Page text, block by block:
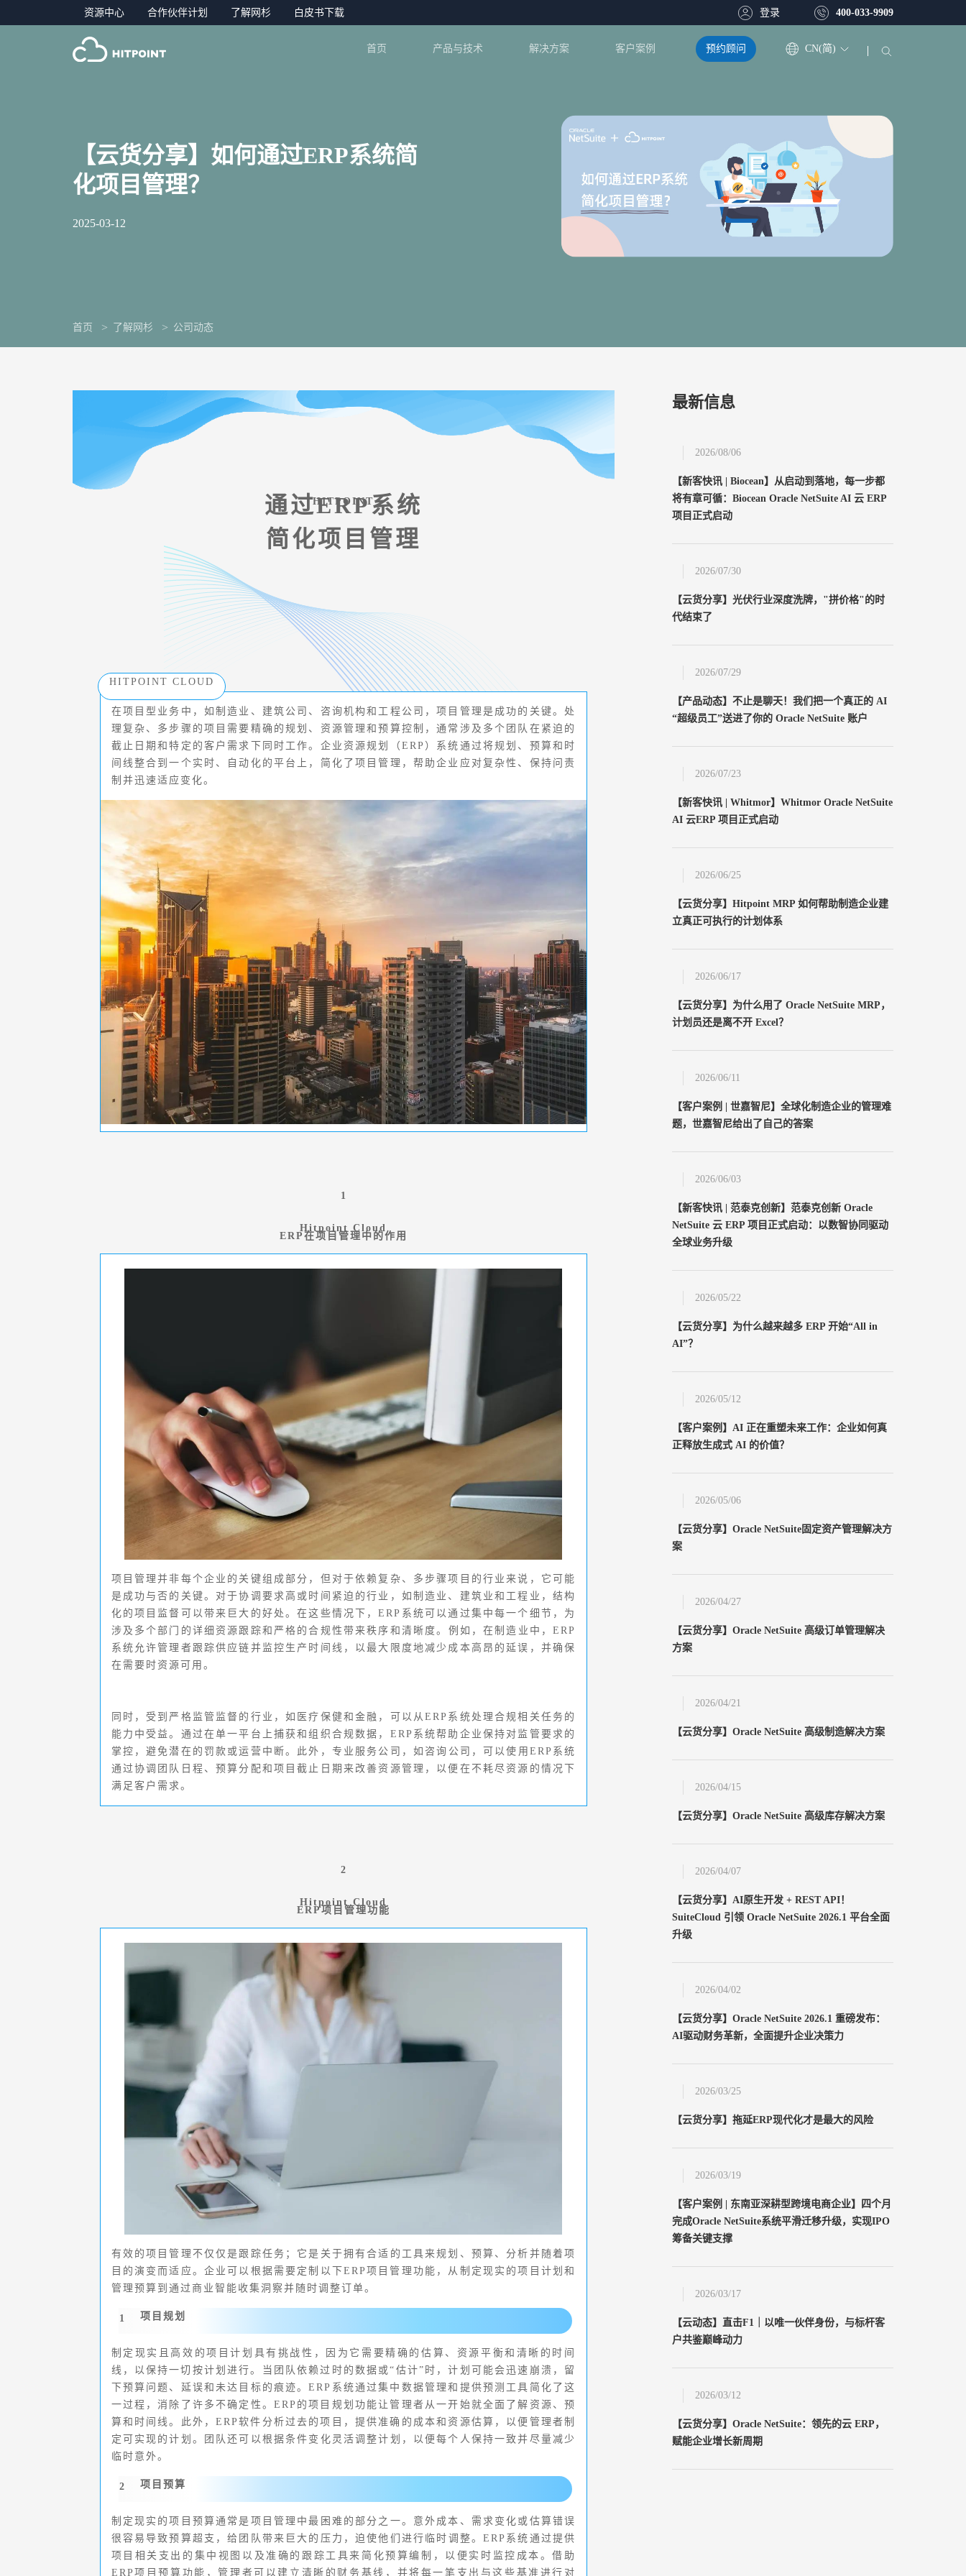
资源中心 合作伙伴计划 了解网杉 白皮书下载 登录 400-033-9909
首页 产品与技术 解决方案 客户案例 预约顾问 CN(简)
【云货分享】如何通过ERP系统简
化项目管理？
2025-03-12
首页 了解网杉 公司动态
HITPOINT
通过ERP系统
简化项目管理
HITPOINT CLOUD
在项目型业务中，如制造业、建筑公司、咨询机构和工程公司，项目管理是成功的关键。处
理复杂、多步骤的项目需要精确的规划、资源管理和预算控制，通常涉及多个团队在紧迫的
截止日期和特定的客户需求下同时工作。企业资源规划（ERP）系统通过将规划、预算和时
间线整合到一个实时、自动化的平台上，简化了项目管理，帮助企业应对复杂性、保持问责
制并迅速适应变化。
1
Hitpoint Cloud
ERP在项目管理中的作用
项目管理并非每个企业的关键组成部分，但对于依赖复杂、多步骤项目的行业来说，它可能
是成功与否的关键。对于协调要求高或时间紧迫的行业，如制造业、建筑业和工程业，结构
化的项目监督可以带来巨大的好处。在这些情况下，ERP系统可以通过集中每一个细节，为
涉及多个部门的详细资源跟踪和严格的合规性带来秩序和清晰度。例如，在制造业中，ERP
系统允许管理者跟踪供应链并监控生产时间线，以最大限度地减少成本高昂的延误，并确保
在需要时资源可用。
同时，受到严格监管监督的行业，如医疗保健和金融，可以从ERP系统处理合规相关任务的
能力中受益。通过在单一平台上捕获和组织合规数据，ERP系统帮助企业保持对监管要求的
掌控，避免潜在的罚款或运营中断。此外，专业服务公司，如咨询公司，可以使用ERP系统
通过协调团队日程、预算分配和项目截止日期来改善资源管理，以便在不耗尽资源的情况下
满足客户需求。
2
Hitpoint Cloud
ERP项目管理功能
有效的项目管理不仅仅是跟踪任务；它是关于拥有合适的工具来规划、预算、分析并随着项
目的演变而适应。企业可以根据需要定制以下ERP项目管理功能，从制定现实的项目计划和
管理预算到通过商业智能收集洞察并随时调整订单。
1 项目规划
制定现实且高效的项目计划具有挑战性，因为它需要精确的估算、资源平衡和清晰的时间
线，以保持一切按计划进行。当团队依赖过时的数据或“估计”时，计划可能会迅速崩溃，留
下预算问题、延误和未达目标的痕迹。ERP系统通过集中数据管理和提供预测工具简化了这
一过程，消除了许多不确定性。ERP的项目规划功能让管理者从一开始就全面了解资源、预
算和时间线。此外，ERP软件分析过去的项目，提供准确的成本和资源估算，以便管理者制
定可实现的计划。团队还可以根据条件变化灵活调整计划，以便每个人保持一致并尽量减少
临时意外。
2 项目预算
制定现实的项目预算通常是项目管理中最困难的部分之一。意外成本、需求变化或估算错误
很容易导致预算超支，给团队带来巨大的压力，迫使他们进行临时调整。ERP系统通过提供
项目相关支出的集中视图以及准确的跟踪工具来简化预算编制，以便实时监控成本。借助
ERP项目预算功能，管理者可以建立清晰的财务基线，并将每一笔支出与这些基准进行对
最新信息
2026/08/06
【新客快讯 | Biocean】从启动到落地，每一步都
将有章可循：Biocean Oracle NetSuite AI 云 ERP
项目正式启动
2026/07/30
【云货分享】光伏行业深度洗牌，"拼价格"的时
代结束了
2026/07/29
【产品动态】不止是聊天！我们把一个真正的 AI
“超级员工”送进了你的 Oracle NetSuite 账户
2026/07/23
【新客快讯 | Whitmor】Whitmor Oracle NetSuite
AI 云ERP 项目正式启动
2026/06/25
【云货分享】Hitpoint MRP 如何帮助制造企业建
立真正可执行的计划体系
2026/06/17
【云货分享】为什么用了 Oracle NetSuite MRP，
计划员还是离不开 Excel？
2026/06/11
【客户案例 | 世嘉智尼】全球化制造企业的管理难
题，世嘉智尼给出了自己的答案
2026/06/03
【新客快讯 | 范泰克创新】范泰克创新 Oracle
NetSuite 云 ERP 项目正式启动：以数智协同驱动
全球业务升级
2026/05/22
【云货分享】为什么越来越多 ERP 开始“All in
AI”？
2026/05/12
【客户案例】AI 正在重塑未来工作：企业如何真
正释放生成式 AI 的价值？
2026/05/06
【云货分享】Oracle NetSuite固定资产管理解决方
案
2026/04/27
【云货分享】Oracle NetSuite 高级订单管理解决
方案
2026/04/21
【云货分享】Oracle NetSuite 高级制造解决方案
2026/04/15
【云货分享】Oracle NetSuite 高级库存解决方案
2026/04/07
【云货分享】AI原生开发 + REST API！
SuiteCloud 引领 Oracle NetSuite 2026.1 平台全面
升级
2026/04/02
【云货分享】Oracle NetSuite 2026.1 重磅发布：
AI驱动财务革新，全面提升企业决策力
2026/03/25
【云货分享】拖延ERP现代化才是最大的风险
2026/03/19
【客户案例 | 东南亚深耕型跨境电商企业】四个月
完成Oracle NetSuite系统平滑迁移升级，实现IPO
筹备关键支撑
2026/03/17
【云动态】直击F1｜以唯一伙伴身份，与标杆客
户共鉴巅峰动力
2026/03/12
【云货分享】Oracle NetSuite：领先的云 ERP，
赋能企业增长新周期
立即申请